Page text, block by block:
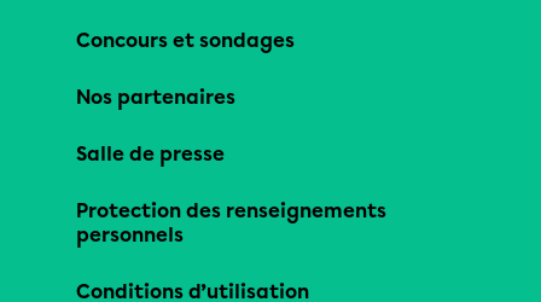
Concours et sondages
Nos partenaires
Salle de presse
Protection des renseignements
personnels
Conditions d’utilisation